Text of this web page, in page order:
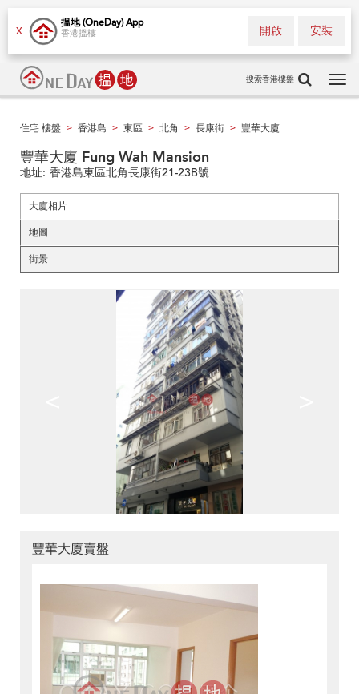
X
搵地 (OneDay) App
香港搵樓 安裝
開啟
搜索香港樓盤
住宅 樓盤 > 香港島 > 東區 > 北角 > 長康街 > 豐華大廈
豐華大廈 Fung Wah Mansion
地址: 香港島東區北角長康街21-23B號
大廈相片
地圖
街景
豐華大廈賣盤